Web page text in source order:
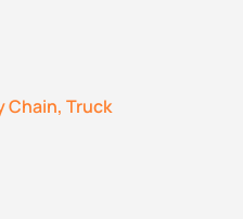
Chain, Truck